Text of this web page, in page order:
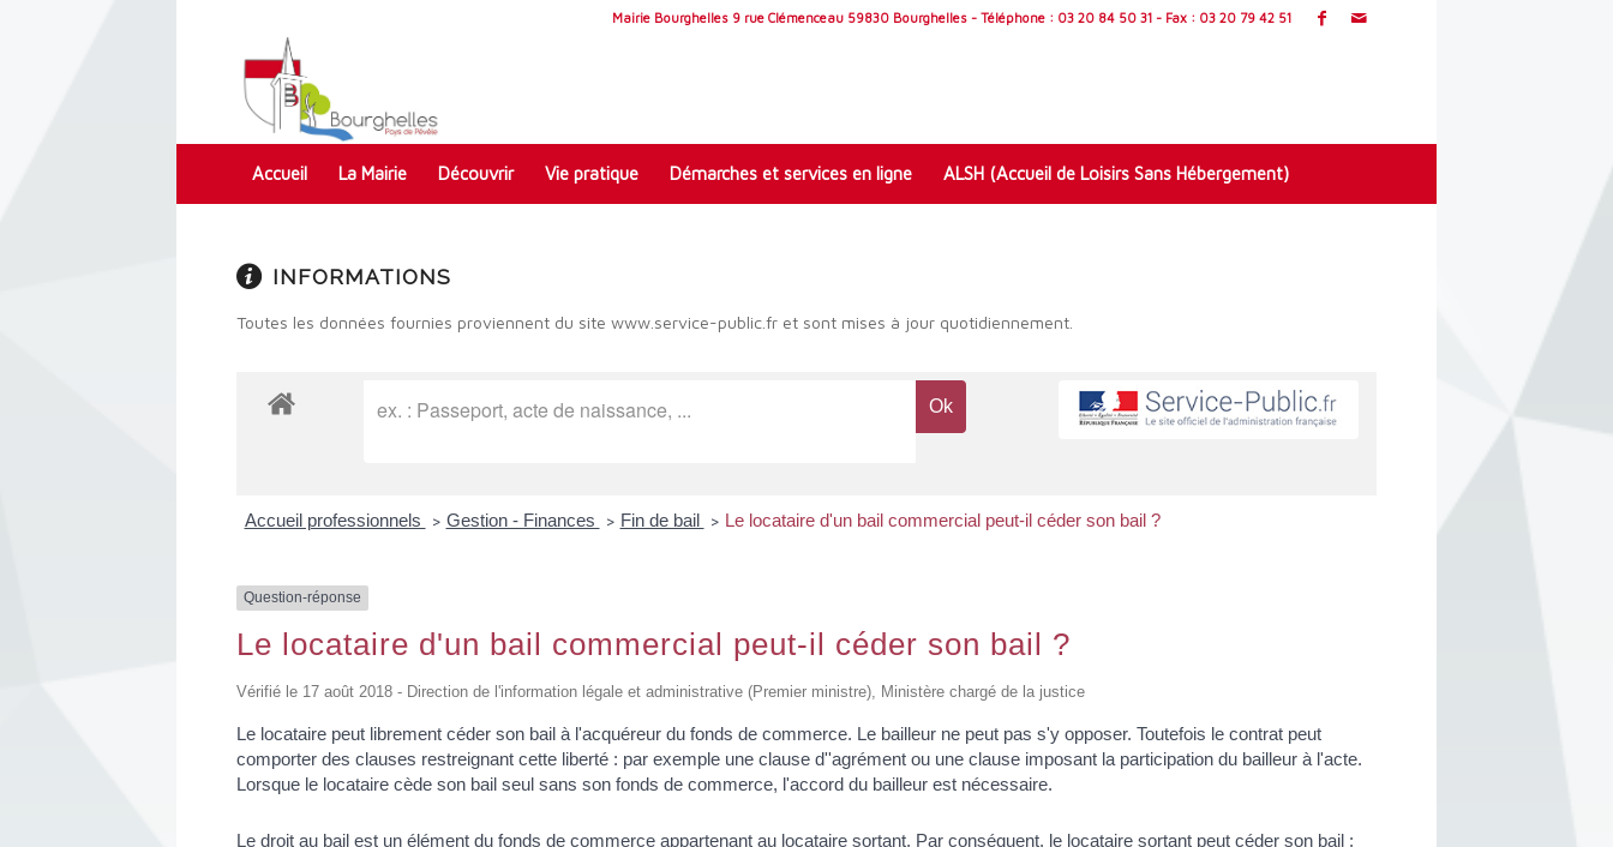
Mairie Bourghelles 9 rue Clémenceau 59830 Bourghelles - Téléphone : 03 20 84 50 31 - Fax : 03 20 79 42 51
Accueil La Mairie Découvrir Vie pratique Démarches et services en ligne ALSH (Accueil de Loisirs Sans Hébergement)
INFORMATIONS
Toutes les données fournies proviennent du site www.service-public.fr et sont mises à jour quotidiennement.
Accueil professionnels > Gestion - Finances > Fin de bail > Le locataire d'un bail commercial peut-il céder son bail ?
Question-réponse
Le locataire d'un bail commercial peut-il céder son bail ?
Vérifié le 17 août 2018 - Direction de l'information légale et administrative (Premier ministre), Ministère chargé de la justice
Le locataire peut librement céder son bail à l'acquéreur du fonds de commerce. Le bailleur ne peut pas s'y opposer. Toutefois le contrat peut
comporter des clauses restreignant cette liberté : par exemple une clause d''agrément ou une clause imposant la participation du bailleur à l'acte.
Lorsque le locataire cède son bail seul sans son fonds de commerce, l'accord du bailleur est nécessaire.
Le droit au bail est un élément du fonds de commerce appartenant au locataire sortant. Par conséquent, le locataire sortant peut céder son bail :